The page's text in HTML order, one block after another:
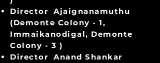
Director Ajaignanamuthu
(Demonte Colony - 1,
Immaikanodigal, Demonte
Colony - 3 )
Director Anand Shankar